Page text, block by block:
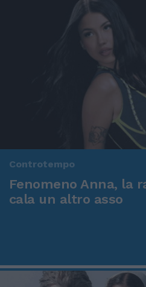
Controtempo
Fenomeno Anna, la
cala un altro asso